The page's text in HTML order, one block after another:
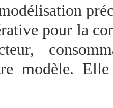
pour la
modèle.